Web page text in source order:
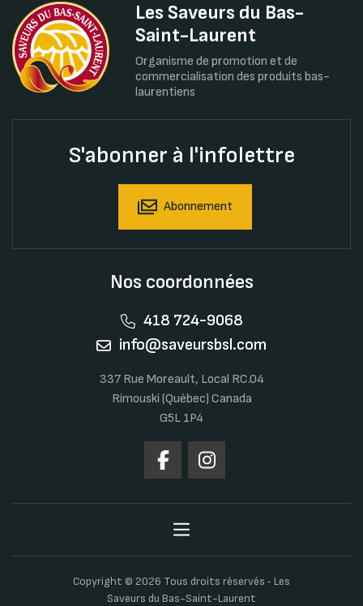
Les Saveurs du Bas-
Saint-Laurent
Organisme de promotion et de
commercialisation des produits bas-
laurentiens
S'abonner à l'infolettre
Abonnement
Nos coordonnées
418 724-9068
info@saveursbsl.com
337 Rue Moreault, Local RC.04
Rimouski (Québec) Canada
G5L 1P4
Copyright © 2026 Tous droits réservés ‐ Les
Saveurs du Bas-Saint-Laurent